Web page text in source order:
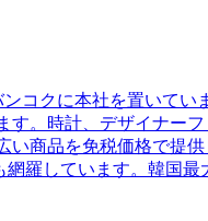
コクに本社を置いて
す。時計、デザイナー
商品を免税価格で提
羅しています。韓国